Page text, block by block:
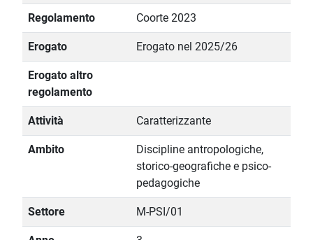
Regolamento Coorte 2023
Erogato Erogato nel 2025/26
Erogato altro
regolamento
Attività Caratterizzante
Ambito
Discipline antropologiche,
storico-geografiche e psico-
pedagogiche
Settore M-PSI/01